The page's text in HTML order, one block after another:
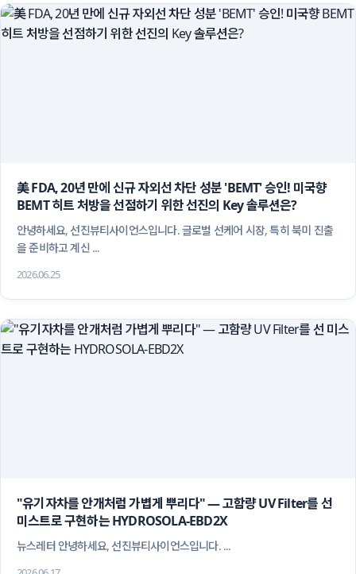
美 FDA, 20년 만에 신규 자외선 차단 성분 'BEMT' 승인! 미국향
BEMT 히트 처방을 선점하기 위한 선진의 Key 솔루션은?
안녕하세요, 선진뷰티사이언스입니다. 글로벌 선케어 시장, 특히 북미 진출
을 준비하고 계신 ...
2026.06.25
"유기자차를 안개처럼 가볍게 뿌리다" — 고함량 UV Filter를 선
미스트로 구현하는 HYDROSOLA-EBD2X
뉴스레터 안녕하세요, 선진뷰티사이언스입니다. ...